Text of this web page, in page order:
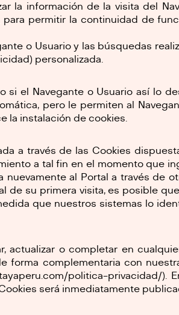
la información de la visita del
para permitir la continuidad de
o Usuario y las búsquedas
personalizada.
el Navegante o Usuario así lo
pero le permiten al
la instalación de cookies.
a través de las Cookies
a tal fin en el momento que
nuevamente al Portal a través de
de su primera visita, es posible
que nuestros sistemas lo
actualizar o completar en
forma complementaria con
politica-privacidad/).
será inmediatamente